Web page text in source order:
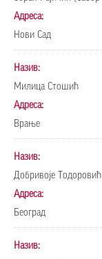
Адреса:
Нови Сад
Назив:
Милица Стошић
Адреса:
Врање
Назив:
Добривоје Тодоровић
Адреса:
Београд
Назив: